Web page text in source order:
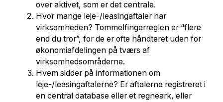
over aktivet, som er det centrale.
Hvor mange leje-/leasingaftaler har
virksomheden? Tommelfingerreglen er “flere
end du tror”, for de er ofte håndteret uden for
økonomiafdelingen på tværs af
virksomhedsområderne.
Hvem sidder på informationen om
leje-/leasingaftalerne? Er aftalerne registreret i
en central database eller et regneark, eller